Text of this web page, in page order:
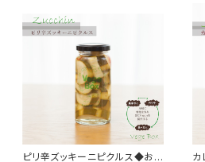
ピリ辛ズッキーニピクルス◆おう
カ